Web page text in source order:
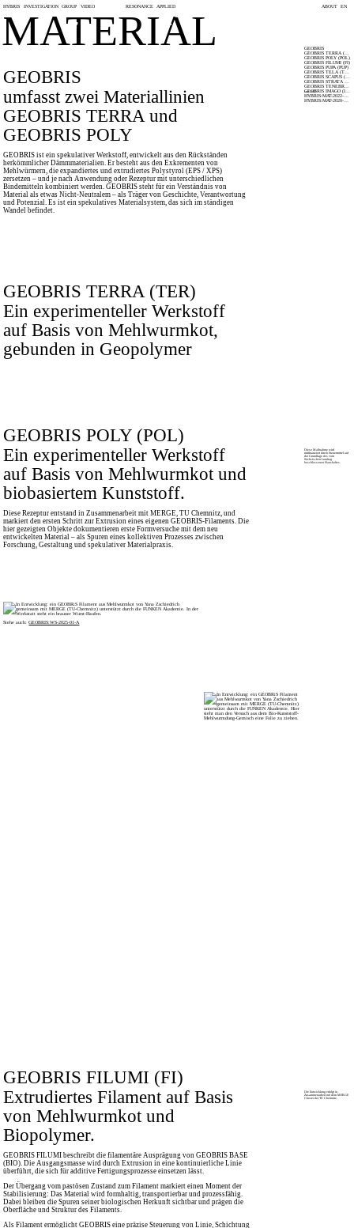
HYBRIS INVESTIGATION GROUP VIDEO RESONANCE APPLIED ABOUT EN
MATERIAL
GEOBRIS
GEOBRIS TERRA (TER)
GEOBRIS POLY (POL)
GEOBRIS FILUMI (FI)
GEOBRIS PUPA (PUP)
GEOBRIS TELA (TEL)
GEOBRIS SCAPUS (SCA)
GEOBRIS STRATA (STR)
GEOBRIS TENEBRIS (TB)
GEOBRIS IMAGO (IMG)
HYBRIS:MAT-2022-01-A
HYBRIS:MAT-2020-01-A
GEOBRIS
umfasst zwei Materiallinien
GEOBRIS TERRA und
GEOBRIS POLY
seit 2022
GEOBRIS ist ein spekulativer Werkstoff, entwickelt aus den Rückständen
herkömmlicher Dämmmaterialien. Er besteht aus den Exkrementen von
Mehlwürmern, die expandiertes und extrudiertes Polystyrol (EPS / XPS)
zersetzen – und je nach Anwendung oder Rezeptur mit unterschiedlichen
Bindemitteln kombiniert werden. GEOBRIS steht für ein Verständnis von
Material als etwas Nicht-Neutralem – als Träger von Geschichte, Verantwortung
und Potenzial. Es ist ein spekulatives Materialsystem, das sich im ständigen
Wandel befindet.
GEOBRIS TERRA (TER)
Ein experimenteller Werkstoff
auf Basis von Mehlwurmkot,
gebunden in Geopolymer
GEOBRIS POLY (POL)
Ein experimenteller Werkstoff
auf Basis von Mehlwurmkot und
biobasiertem Kunststoff.
Diese Maßnahme wird
mitfinanziert durch Steuermittel auf
der Grundlage des vom
Sächsischen Landtag
beschlossenen Haushaltes.
Diese Rezeptur entstand in Zusammenarbeit mit MERGE, TU Chemnitz, und
markiert den ersten Schritt zur Extrusion eines eigenen GEOBRIS-Filaments. Die
hier gezeigten Objekte dokumentieren erste Formversuche mit dem neu
entwickelten Material – als Spuren eines kollektiven Prozesses zwischen
Forschung, Gestaltung und spekulativer Materialpraxis.
Siehe auch:GEOBRIS:WS-2025-01-A
GEOBRIS FILUMI (FI)
Extrudiertes Filament auf Basis
von Mehlwurmkot und
Biopolymer.
Die Entwicklung erfolgt in
Zusammenarbeit mit dem MERGE
Cluster der TU Chemnitz.
GEOBRIS FILUMI beschreibt die filamentäre Ausprägung von GEOBRIS BASE
(BIO). Die Ausgangsmasse wird durch Extrusion in eine kontinuierliche Linie
überführt, die sich für additive Fertigungsprozesse einsetzen lässt.
Der Übergang vom pastösen Zustand zum Filament markiert einen Moment der
Stabilisierung: Das Material wird formhaltig, transportierbar und prozessfähig.
Dabei bleiben die Spuren seiner biologischen Herkunft sichtbar und prägen die
Oberfläche und Struktur des Filaments.
Als Filament ermöglicht GEOBRIS eine präzise Steuerung von Linie, Schichtung